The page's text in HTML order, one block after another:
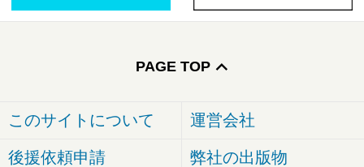
PAGE TOP
このサイトについて 運営会社
後援依頼申請 弊社の出版物